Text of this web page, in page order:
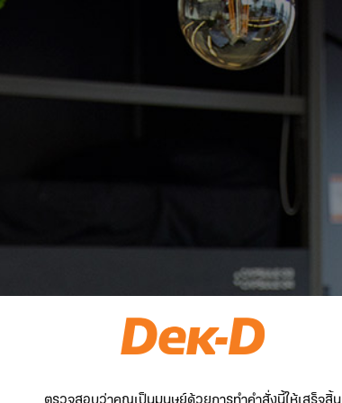
ตรวจสอบว่าคุณเป็นมนุษย์ด้วยการทำคำสั่งนี้ให้เสร็จสิ้น